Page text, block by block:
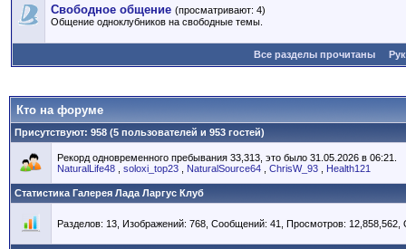
Свободное общение (просматривают: 4)
Общение одноклубников на свободные темы.
Все разделы прочитаны
Кто на форуме
Присутствуют: 958 (5 пользователей и 953 гостей)
Рекорд одновременного пребывания 33,313, это было 31.05.2026 в 06:21.
NaturalLife48
soloxi_top23 NaturalSource64 ChrisW_93 Health121
Статистика Галерея Лада Ларгус Клуб
Разделов: 13, Изображений: 768, Сообщений: 41, Просмотров: